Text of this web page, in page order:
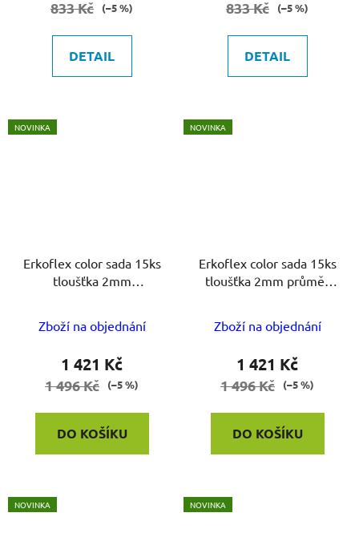
833 Kč (–5 %)
DETAIL
833 Kč (–5 %)
DETAIL
NOVINKA
Erkoflex color sada 15ks
tloušťka 2mm
Zboží na objednání
1 421 Kč
1 496 Kč (–5 %)
DO KOŠÍKU
NOVINKA
Erkoflex color sada 15ks
tloušťka 2mm průměr
Zboží na objednání
1 421 Kč
1 496 Kč (–5 %)
DO KOŠÍKU
NOVINKA NOVINKA